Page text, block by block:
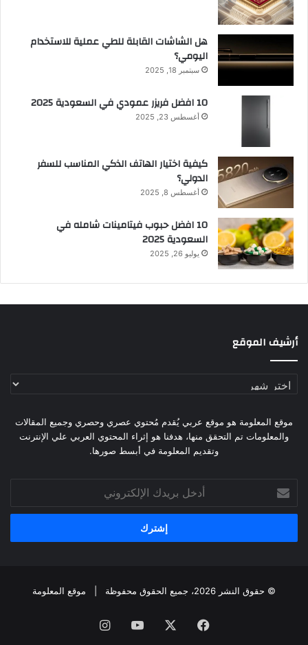
هل الشاشات القابلة للطي عملية للاستخدام
اليومي؟
سبتمبر 18, 2025
10 افضل فريزر عمودي​ في السعودية​ 2025
أغسطس 23, 2025
كيفية اختيار الهاتف الذكي المناسب للسفر
الدولي؟
أغسطس 8, 2025
10 افضل حبوب فيتامينات شامله​ في
السعودية 2025
يوليو 26, 2025
أرشيف الموقع
أرشيف
موقع المعلومة هو موقع عربي يُقدم مُحتوي عصري وحصري وجميع المقالات
والمعلومات تم التحقق منها، هدفنا هو إثراء المحتوي العربي علي الإنترنت
وتقديم المعلومة في أبسط صورها.
بريدك
الإلكتروني
© حقوق النشر 2026، جميع الحقوق محفوظة | موقع المعلومة
فيسبوك يوتيوبانستقرام